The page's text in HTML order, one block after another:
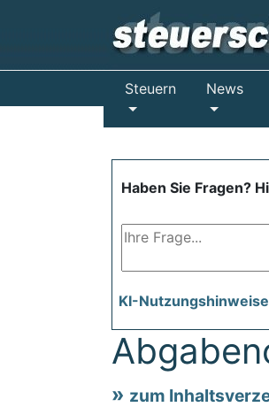
Steuern News
Haben Sie Fragen?
KI-
zum